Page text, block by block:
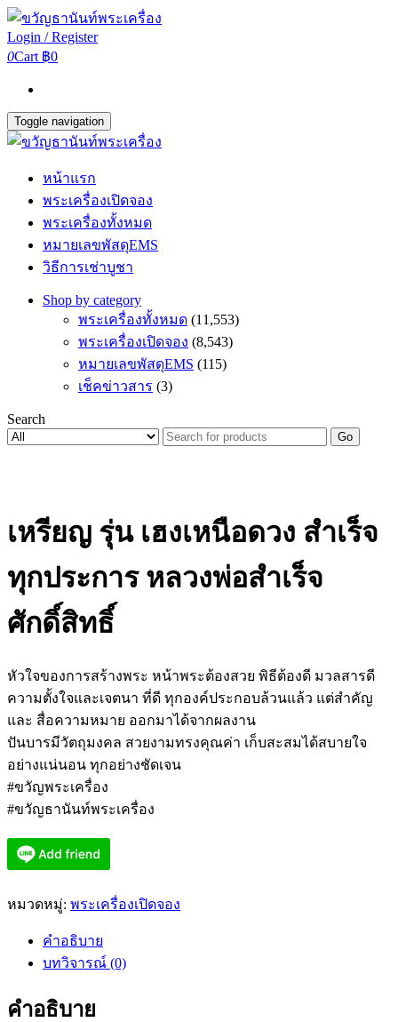
Login / Register
0Cart ฿0
Toggle navigation
หน้าแรก
พระเครื่องเปิดจอง
พระเครื่องทั้งหมด
หมายเลขพัสดุEMS
วิธีการเช่าบูชา
Shop by category
พระเครื่องทั้งหมด (11,553)
พระเครื่องเปิดจอง (8,543)
หมายเลขพัสดุEMS (115)
เช็คข่าวสาร (3)
Search
Go
เหรียญ รุ่น เฮงเหนือดวง สำเร็จ
ทุกประการ หลวงพ่อสำเร็จ
ศักดิ์สิทธิ์
หัวใจของการสร้างพระ หน้าพระต้องสวย พิธีต้องดี มวลสารดี
ความตั้งใจและเจตนา ที่ดี ทุกองค์ประกอบล้วนแล้ว แต่สำคัญ
และ สื่อความหมาย ออกมาได้จากผลงาน
ปันบารมีวัตถุมงคล สวยงามทรงคุณค่า เก็บสะสมได้สบายใจ
อย่างแน่นอน ทุกอย่างชัดเจน
#ขวัญพระเครื่อง
#ขวัญธานันท์พระเครื่อง
หมวดหมู่: พระเครื่องเปิดจอง
คำอธิบาย
บทวิจารณ์ (0)
คำอธิบาย